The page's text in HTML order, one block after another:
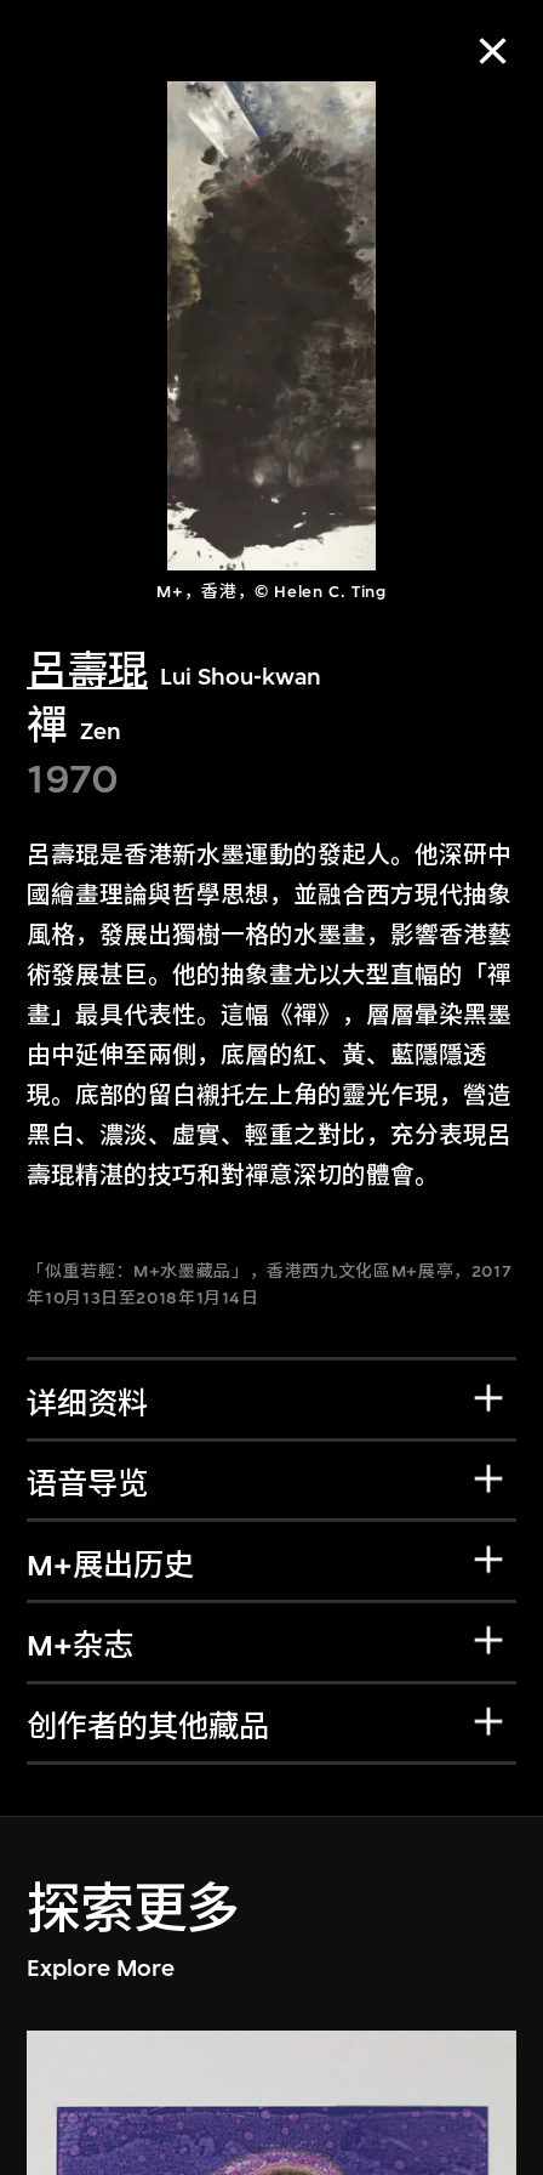
M+，香港，© Helen C. Ting
呂壽琨 Lui Shou-kwan
禪 Zen
1970
呂壽琨是香港新水墨運動的發起人。他深研中
國繪畫理論與哲學思想，並融合西方現代抽象
風格，發展出獨樹一格的水墨畫，影響香港藝
術發展甚巨。他的抽象畫尤以大型直幅的「禪
畫」最具代表性。這幅《禪》，層層暈染黑墨
由中延伸至兩側，底層的紅、黃、藍隱隱透
現。底部的留白襯托左上角的靈光乍現，營造
黑白、濃淡、虛實、輕重之對比，充分表現呂
壽琨精湛的技巧和對禪意深切的體會。
「似重若輕：M+水墨藏品」，香港西九文化區M+展亭，2017
年10月13日至2018年1月14日
详细资料
语音导览
M+展出历史
M+杂志
创作者的其他藏品
探索更多
Explore More
M+藏品
进一步筛选
关于M+藏品
探索世界顶级的二十及二十一世纪视觉
文化藏品。